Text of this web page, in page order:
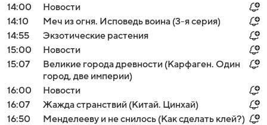
14:00
Новости
14:10
Меч из огня. Исповедь воина (3-я серия)
14:55
Экзотические растения
15:00
Новости
15:07
Великие города древности (Карфаген. Один
город, две империи)
16:00
Новости
16:07
Жажда странствий (Китай. Цинхай)
16:50
Менделееву и не снилось (Как сделать клей?)